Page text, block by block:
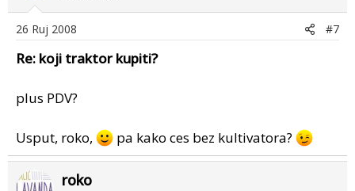
26 Ruj 2008 #7
Re: koji traktor kupiti?
plus PDV?
Usput, roko, pa kako ces bez kultivatora?
roko